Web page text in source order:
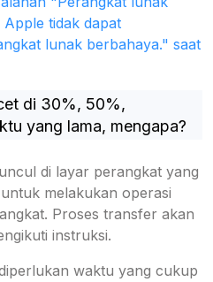
tidak dapat
lunak berbahaya." saat
di 30%, 50%,
yang lama, mengapa?
di layar perangkat yang
melakukan operasi
Proses transfer akan
instruksi.
waktu yang cukup